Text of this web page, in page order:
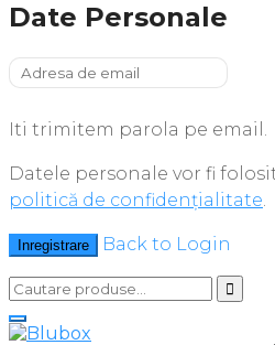
Date Personale
Iti trimitem parola pe email.
Datele personale vor fi
politică de confidențialitate.
Inregistrare Back to Login